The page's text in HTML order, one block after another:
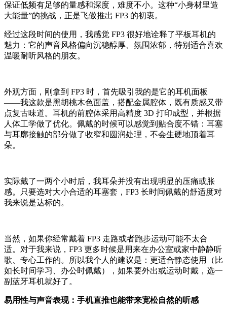
保证低频有足够的量感和深度，难度不小。这种“小身材里造
大能量”的挑战，正是飞傲推出 FP3 的初衷。
经过这段时间的使用，我感觉 FP3 很好地诠释了平板耳机的
魅力：它的声音风格偏向沉稳醇厚、氛围浓郁，特别适合喜欢
温暖耐听风格的朋友。
外观方面，刚拿到 FP3 时，首先吸引我的是它的耳机面板
——我这款是黑胡桃木色面盖，搭配金属腔体，既有质感又带
点复古味道。耳机的前腔体采用高精度 3D 打印成型，并根据
人体工学做了优化。佩戴的时候可以感觉到贴合度不错：耳塞
与耳廓接触的部分做了收窄和圆润处理，不会生硬地顶着耳
朵。
实际戴了一两个小时后，我耳朵并没有出现明显的压痛或胀
感。只要选对大小合适的耳塞套，FP3 长时间佩戴的舒适度对
我来说是达标的。
当然，如果你经常戴着 FP3 走路或者跑步运动可能不太合
适。对于我来说，FP3 更多时候是用来在办公室或家中静静听
歌、专心工作的。所以我个人的建议是：更适合静态使用（比
如长时间学习、办公时佩戴），如果要外出或运动时戴，选一
副蓝牙耳机就好了。
易用性与声音表现：手机直推也能带来宽松自然的听感